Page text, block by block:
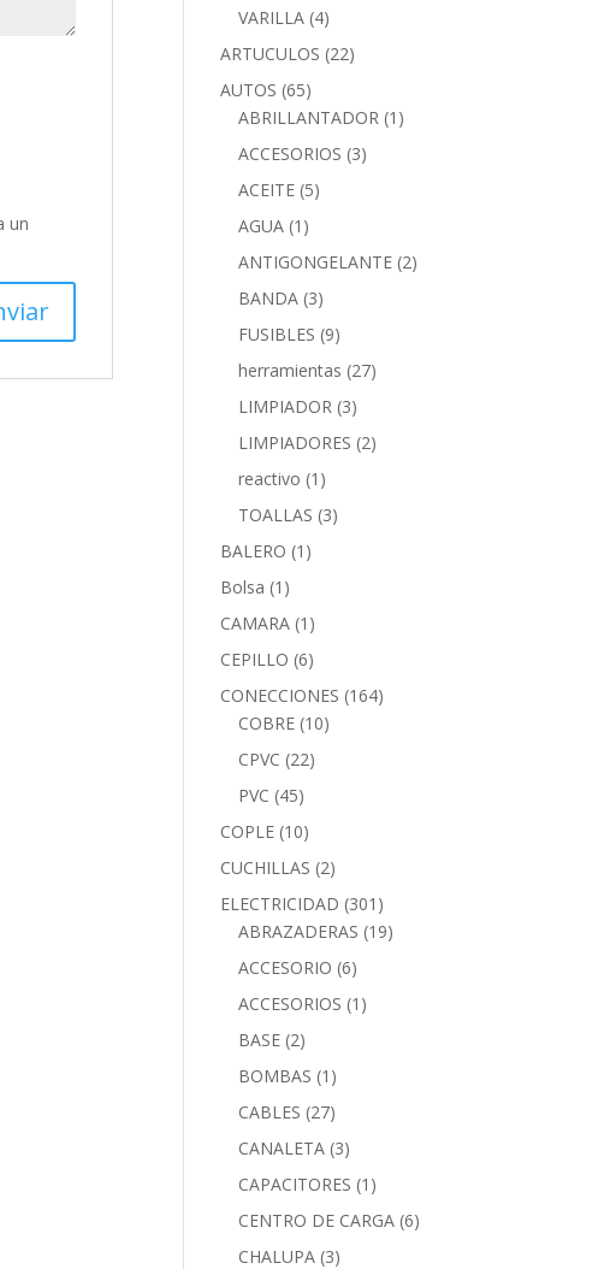
un
VARILLA (4)
ARTUCULOS (22)
AUTOS (65)
ABRILLANTADOR (1)
ACCESORIOS (3)
ACEITE (5)
AGUA (1)
ANTIGONGELANTE (2)
BANDA (3)
FUSIBLES (9)
herramientas (27)
LIMPIADOR (3)
LIMPIADORES (2)
reactivo (1)
TOALLAS (3)
BALERO (1)
Bolsa (1)
CAMARA (1)
CEPILLO (6)
CONECCIONES (164)
COBRE (10)
CPVC (22)
PVC (45)
COPLE (10)
CUCHILLAS (2)
ELECTRICIDAD (301)
ABRAZADERAS (19)
ACCESORIO (6)
ACCESORIOS (1)
BASE (2)
BOMBAS (1)
CABLES (27)
CANALETA (3)
CAPACITORES (1)
CENTRO DE CARGA (6)
CHALUPA (3)